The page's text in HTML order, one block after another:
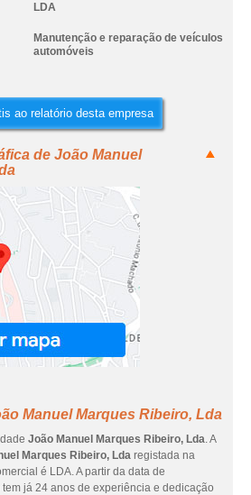
LDA
Manutenção e reparação de veículos
automóveis
ao relatório desta empresa
de João Manuel
Manuel Marques Ribeiro, Lda
João Manuel Marques Ribeiro, Lda. A
Marques Ribeiro, Lda registada na
é LDA. A partir da data de
já 24 anos de experiência e dedicação